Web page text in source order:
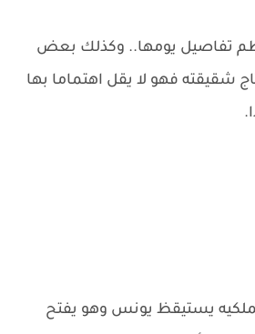
تفاصيل يومها.. وكذلك بعض
شقيقته فهو لا يقل اهتماما بها
يستيقظ يونس وهو يفتح